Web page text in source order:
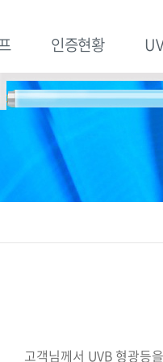
인증현황
고객님께서 UVB 형광등